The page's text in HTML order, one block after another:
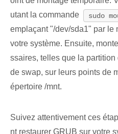
utant ⁢la commande
sudo
emplaçant "/dev/sda1" ⁤par ‌le
votre système. Ensuite,
ssaires, telles que la
de swap, sur leurs points de
épertoire /mnt.
Suivez attentivement ces
nt restaurer GRUB sur votre